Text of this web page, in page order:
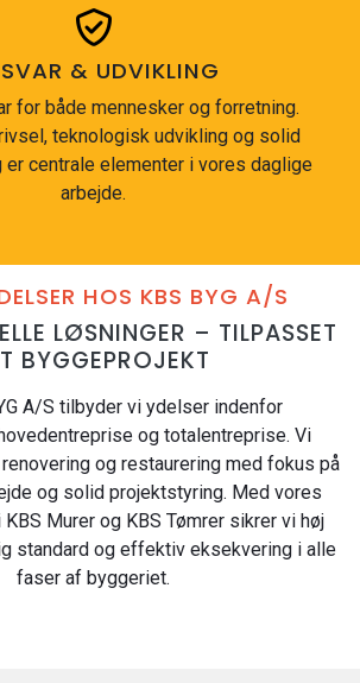
& UDVIKLING
for både mennesker og forretning.
teknologisk udvikling og solid
er centrale elementer i vores daglige
arbejde.
HOS KBS BYG A/S
LØSNINGER – TILPASSET
BYGGEPROJEKT
A/S tilbyder vi ydelser indenfor
og totalentreprise. Vi
og restaurering med fokus på
og solid projektstyring. Med vores
Murer og KBS Tømrer sikrer vi høj
standard og effektiv eksekvering i alle
faser af byggeriet.